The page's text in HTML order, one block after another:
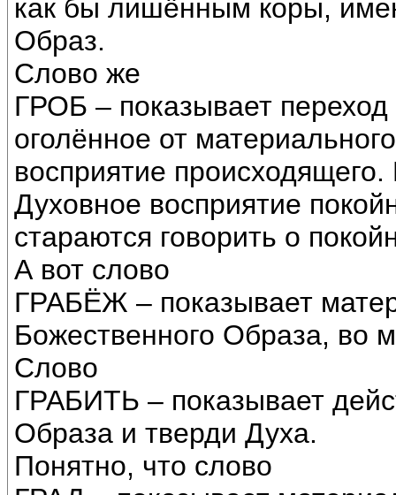
как бы лишённым коры,
Образ.
Слово же
ГРОБ – показывает
оголённое от
восприятие
Духовное восприятие
стараются говорить о
А вот слово
ГРАБЁЖ – показывает
Божественного Образа, во
Слово
ГРАБИТЬ – показывает
Образа и тверди Духа.
Понятно, что слово